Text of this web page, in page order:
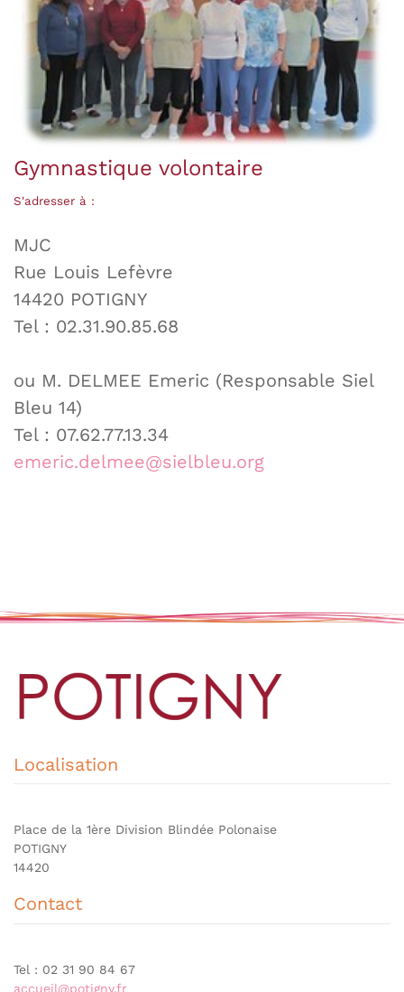
Gymnastique volontaire
S'adresser à :
MJC
Rue Louis Lefèvre
14420 POTIGNY
Tel : 02.31.90.85.68
ou M. DELMEE Emeric (Responsable Siel
Bleu 14)
Tel : 07.62.77.13.34
emeric.delmee@sielbleu.org
Localisation
Place de la 1ère Division Blindée Polonaise
POTIGNY
14420
Contact
Tel : 02 31 90 84 67
accueil@potigny.fr